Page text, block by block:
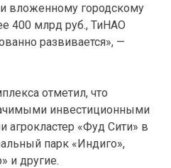
вложенному городскому
400 млрд руб., ТиНАО
развивается», —
отметил, что
инвестиционными
агрокластер «Фуд Сити» в
парк «Индиго»,
и другие.